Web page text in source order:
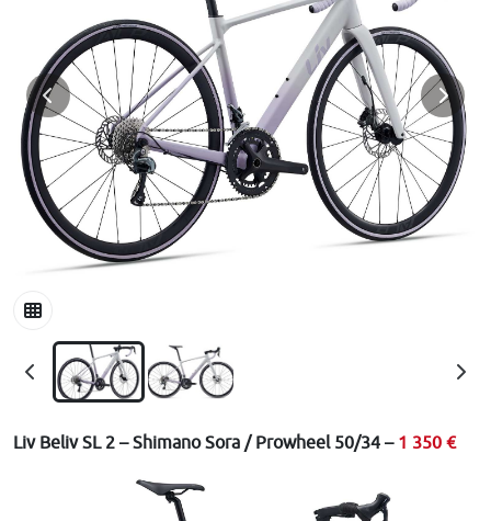
Liv Beliv SL 2 – Shimano Sora / Prowheel 50/34 – 1 350 €